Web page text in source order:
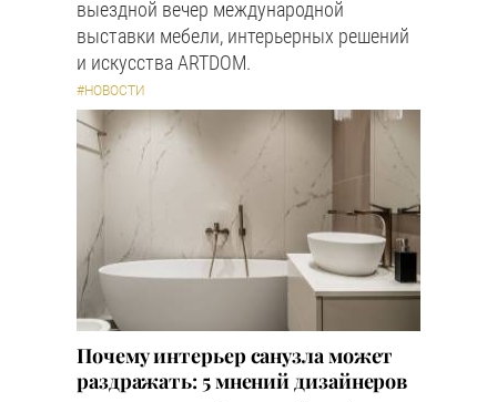
выездной вечер международной
выставки мебели, интерьерных решений
и искусства ARTDOM.
#НОВОСТИ
Почему интерьер санузла может
раздражать: 5 мнений дизайнеров